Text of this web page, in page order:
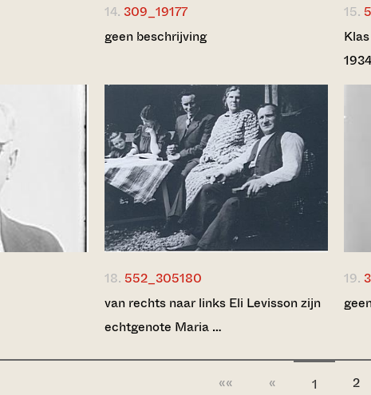
14. 309_19177
geen beschrijving
15.
18. 552_305180
van rechts naar links Eli Levisson zijn
echtgenote Maria …
19.
«« « 1 2